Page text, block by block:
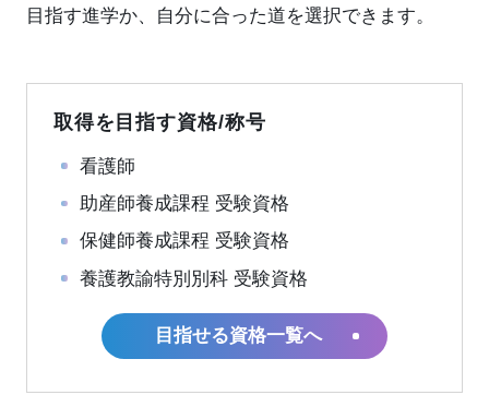
目指す進学か、自分に合った道を選択できます。
取得を目指す資格/称号
看護師
助産師養成課程 受験資格
保健師養成課程 受験資格
養護教諭特別別科 受験資格
目指せる資格一覧へ